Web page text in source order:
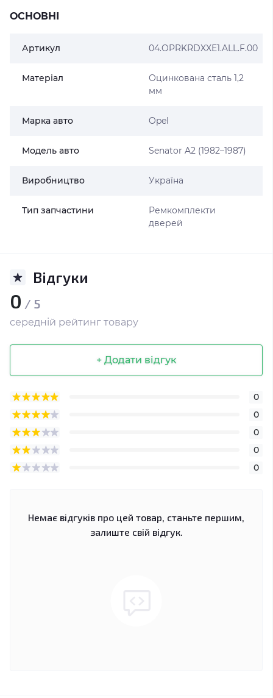
ОСНОВНІ
Артикул 04.OPRKRDXXE1.ALL.F.00
Матеріал
Оцинкована сталь 1,2
мм
Марка авто Opel
Модель авто Senator A2 (1982–1987)
Виробництво Україна
Тип запчастини
Ремкомплекти
дверей
Відгуки
0 / 5
середній рейтинг товару
+ Додати відгук
0
0
0
0
0
Немає відгуків про цей товар, станьте першим,
залиште свій відгук.